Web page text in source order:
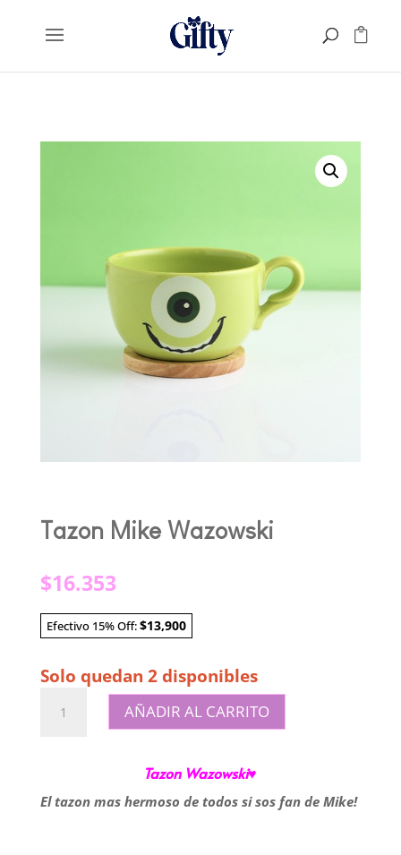
Tazon Mike Wazowski
$16.353
Efectivo 15% Off:$13,900
Solo quedan 2 disponibles
Mike
AÑADIR AL CARRITO
Tazon Wazowski♥
El tazon mas hermoso de todos si sos fan de Mike!